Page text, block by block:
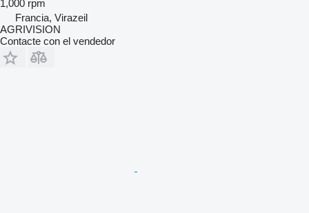
1,000 rpm
Francia, Virazeil
AGRIVISION
Contacte con el vendedor